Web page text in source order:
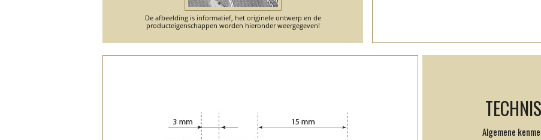
De afbeelding is informatief, het originele ontwerp en de
producteigenschappen worden hieronder weergegeven!
Algemene